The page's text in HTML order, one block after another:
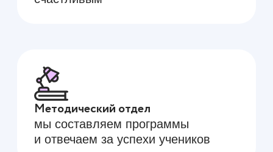
Заявки рассматривает Куярова
Наталья Николаевна.
До встречи в Анкоре!